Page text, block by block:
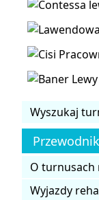
Wyszukaj
O turnusach
Wyjazdy